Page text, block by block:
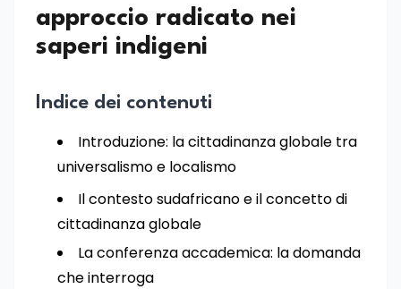
approccio radicato nei
saperi indigeni
Indice dei contenuti
Introduzione: la cittadinanza globale tra
universalismo e localismo
Il contesto sudafricano e il concetto di
cittadinanza globale
La conferenza accademica: la domanda
che interroga